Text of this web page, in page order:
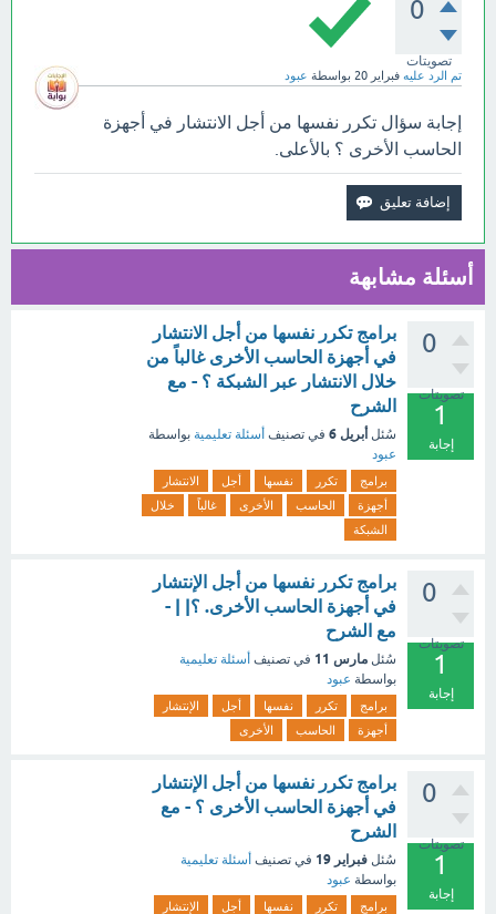
0
تصويتات
تم الرد عليه فبراير 20 بواسطة عبود
إجابة سؤال تكرر نفسها من أجل الانتشار في أجهزة
الحاسب الأخرى ؟ بالأعلى.
أسئلة مشابهة
0
تصويتات
1
إجابة
برامج تكرر نفسها من أجل الانتشار
في أجهزة الحاسب الأخرى غالباً من
خلال الانتشار عبر الشبكة ؟ - مع
الشرح
سُئل أبريل 6 في تصنيف أسئلة تعليمية بواسطة
عبود
برامج تكرر نفسها أجل
الانتشار
أجهزة
الحاسب الأخرى غالباً
خلال
الشبكة
0
تصويتات
1
إجابة
برامج تكرر نفسها من أجل الإنتشار
في أجهزة الحاسب الأخرى. ؟| | -
مع الشرح
سُئل مارس 11 في تصنيف أسئلة تعليمية
بواسطة عبود
برامج تكرر نفسها أجل
الإنتشار
أجهزة
الحاسب الأخرى
0
تصويتات
1
إجابة
برامج تكرر نفسها من أجل الإنتشار
في أجهزة الحاسب الأخرى ؟ - مع
الشرح
سُئل فبراير 19 في تصنيف أسئلة تعليمية
بواسطة عبود
برامج تكرر نفسها أجل
الإنتشار